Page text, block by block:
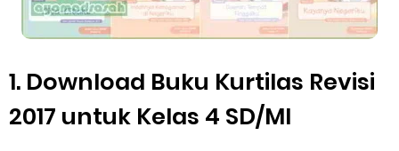
1. Download Buku Kurtilas Revisi
2017 untuk Kelas 4 SD/MI